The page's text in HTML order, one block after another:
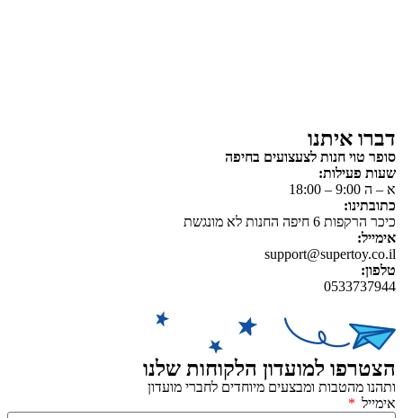
דברו איתנו
סופר טוי חנות לצעצועים בחיפה
שעות פעילות:
א – ה 9:00 – 18:00
כתובתינו:
כיכר הרקפות 6 חיפה החנות לא מונגשת
אימייל:
support@supertoy.co.il
טלפון:
0533737944
הצטרפו למועדון הלקוחות שלנו
ותהנו מהטבות ומבצעים מיוחדים לחברי מועדון
אימייל